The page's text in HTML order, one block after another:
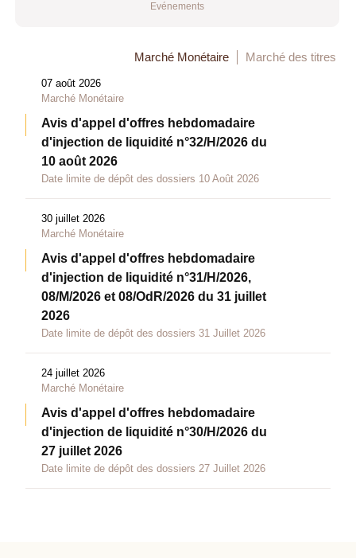
Evénements
Marché Monétaire Marché des titres
07 août 2026
Marché Monétaire
Avis d'appel d'offres hebdomadaire
d'injection de liquidité n°32/H/2026 du
10 août 2026
Date limite de dépôt des dossiers 10 Août 2026
30 juillet 2026
Marché Monétaire
Avis d'appel d'offres hebdomadaire
d'injection de liquidité n°31/H/2026,
08/M/2026 et 08/OdR/2026 du 31 juillet
2026
Date limite de dépôt des dossiers 31 Juillet 2026
24 juillet 2026
Marché Monétaire
Avis d'appel d'offres hebdomadaire
d'injection de liquidité n°30/H/2026 du
27 juillet 2026
Date limite de dépôt des dossiers 27 Juillet 2026